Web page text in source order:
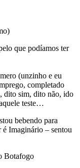
que podíamos ter
(unzinho e eu
completado
dito sim, dito não, ido
teste…
bebendo para
é Imaginário – sentou
Botafogo